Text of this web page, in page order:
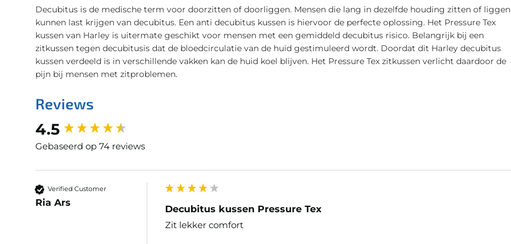
Decubitus is de medische term voor doorzitten of doorliggen. Mensen die lang in dezelfde houding zitten of liggen
kunnen last krijgen van decubitus. Een anti decubitus kussen is hiervoor de perfecte oplossing. Het Pressure Tex
kussen van Harley is uitermate geschikt voor mensen met een gemiddeld decubitus risico. Belangrijk bij een
zitkussen tegen decubitusis dat de bloedcirculatie van de huid gestimuleerd wordt. Doordat dit Harley decubitus
kussen verdeeld is in verschillende vakken kan de huid koel blijven. Het Pressure Tex zitkussen verlicht daardoor de
pijn bij mensen met zitproblemen.
Reviews
4.5
Gebaseerd op 74 reviews
Verified Customer
Ria Ars
Decubitus kussen Pressure Tex
Zit lekker comfort
New content loaded